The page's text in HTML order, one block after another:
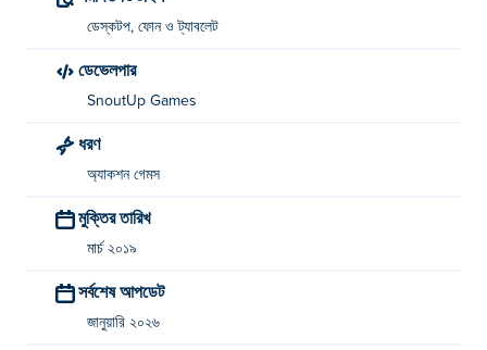
ডেস্কটপ, ফোন ও ট্যাবলেট
ডেভেলপার
SnoutUp Games
ধরণ
অ্যাকশন গেমস
মুক্তির তারিখ
মার্চ ২০১৯
সর্বশেষ আপডেট
জানুয়ারি ২০২৬